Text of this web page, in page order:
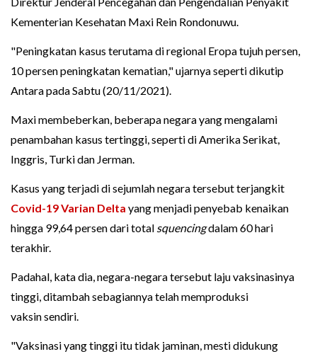
Kementerian Kesehatan Maxi Rein Rondonuwu.
"Peningkatan kasus terutama di regional Eropa tujuh persen,
10 persen peningkatan kematian," ujarnya seperti dikutip
Antara pada Sabtu (20/11/2021).
Maxi membeberkan, beberapa negara yang mengalami
penambahan kasus tertinggi, seperti di Amerika Serikat,
Inggris, Turki dan Jerman.
Kasus yang terjadi di sejumlah negara tersebut terjangkit
Covid-19 Varian Delta yang menjadi penyebab kenaikan
hingga 99,64 persen dari total squencingdalam 60 hari
terakhir.
Padahal, kata dia, negara-negara tersebut laju vaksinasinya
tinggi, ditambah sebagiannya telah memproduksi
vaksin sendiri.
"Vaksinasi yang tinggi itu tidak jaminan, mesti didukung